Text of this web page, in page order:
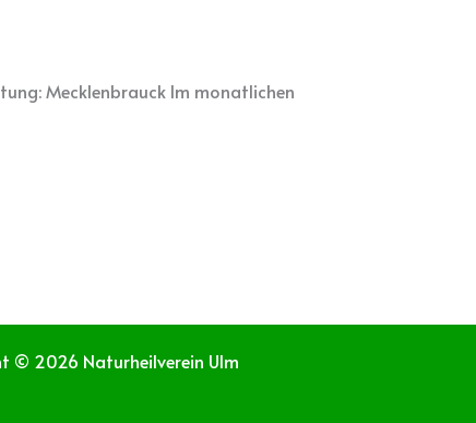
Mecklenbrauck Im monatlichen
© 2026 Naturheilverein Ulm